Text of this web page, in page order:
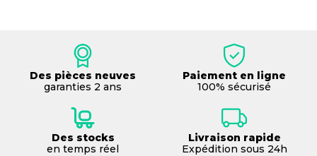
Des pièces neuves
garanties 2 ans
Paiement en ligne
100% sécurisé
Des stocks
en temps réel
Livraison rapide
Expédition sous 24h